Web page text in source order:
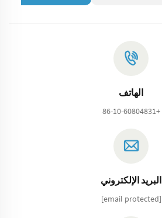
الهاتف
+86-10-60804831
البريد الإلكتروني
[email protected]